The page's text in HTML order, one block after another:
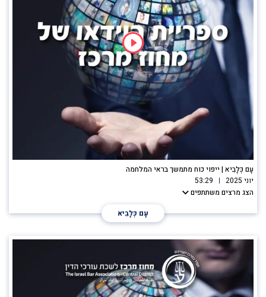
עָם כְּלָבִיא | ייפוי כוח מתמשך בראי המלחמה
יוני 2025
53:29
הצג מרצים משתתפים
עָם כְּלָבִיא